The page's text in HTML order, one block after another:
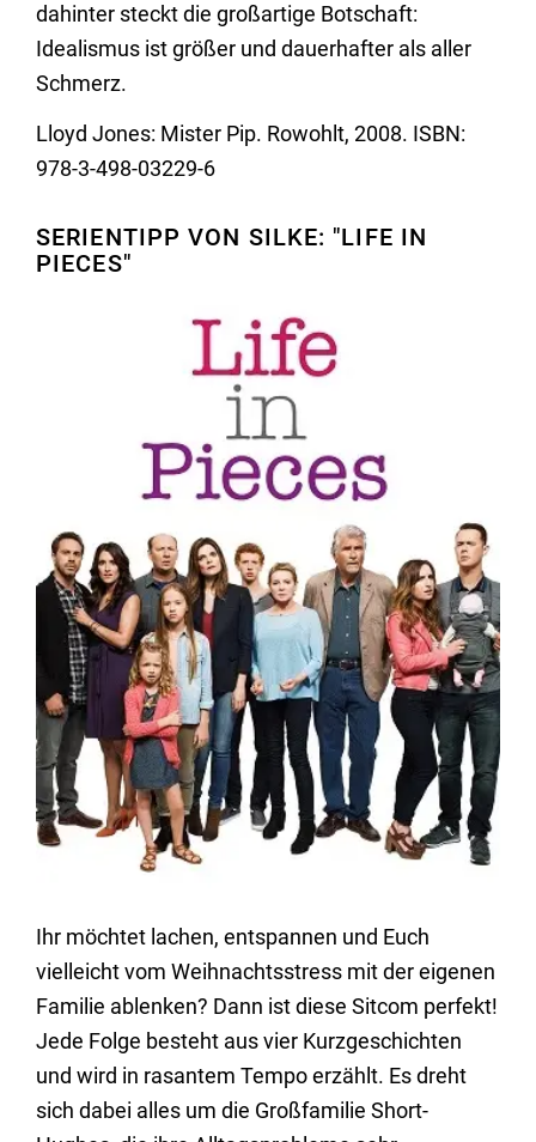
dahinter steckt die großartige Botschaft:
Idealismus ist größer und dauerhafter als aller
Schmerz.
Lloyd Jones: Mister Pip. Rowohlt, 2008. ISBN:
978-3-498-03229-6
SERIENTIPP VON SILKE: "LIFE IN
PIECES"
Ihr möchtet lachen, entspannen und Euch
vielleicht vom Weihnachtsstress mit der eigenen
Familie ablenken? Dann ist diese Sitcom perfekt!
Jede Folge besteht aus vier Kurzgeschichten
und wird in rasantem Tempo erzählt. Es dreht
sich dabei alles um die Großfamilie Short-